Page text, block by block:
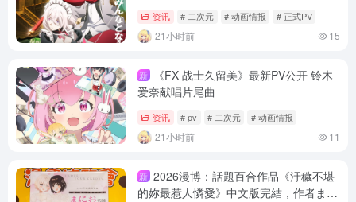
资讯 # 二次元 # 动画情报 # 正式PV
21小时前 15
新
《FX 战士久留美》最新PV公开 铃木
爱奈献唱片尾曲
资讯 # pv # 二次元 # 动画情报
21小时前 11
新 2026漫博：話題百合作品《汙穢不堪
的妳最惹人憐愛》中文版完結，作者まに